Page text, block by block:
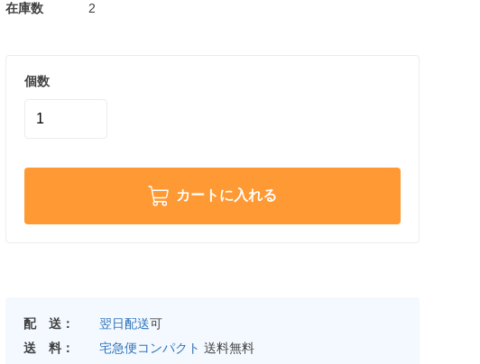
在庫数
2
個数
カートに入れる
配 送： 翌日配送可
送 料：
宅急便コンパクト 送料無料